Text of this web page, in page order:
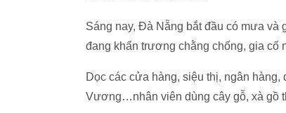
Sáng nay, Đà Nẵng bắt đầu có mưa
đang khẩn trương chằng chống, gia
Dọc các cửa hàng, siệu thị, ngân
Vương…nhân viên dùng cây gỗ, xà gồ